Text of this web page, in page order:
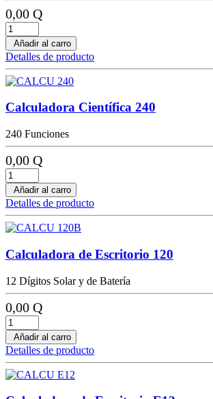
0,00 Q
Añadir al carro
Detalles de producto
Calculadora Científica 240
240 Funciones
0,00 Q
Añadir al carro
Detalles de producto
Calculadora de Escritorio 120
12 Dígitos Solar y de Batería
0,00 Q
Añadir al carro
Detalles de producto